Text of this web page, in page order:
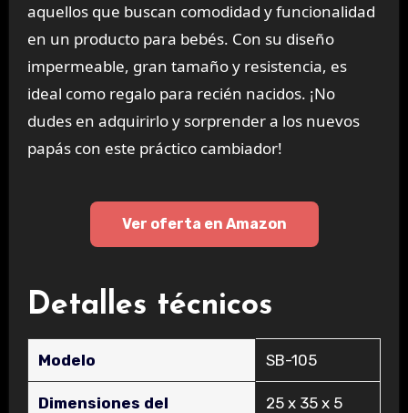
aquellos que buscan comodidad y funcionalidad
en un producto para bebés. Con su diseño
impermeable, gran tamaño y resistencia, es
ideal como regalo para recién nacidos. ¡No
dudes en adquirirlo y sorprender a los nuevos
papás con este práctico cambiador!
Ver oferta en Amazon
Detalles técnicos
Modelo ‎SB-105
Dimensiones del
‎25 x 35 x 5